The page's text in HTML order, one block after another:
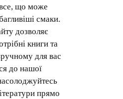
все, що може
смаки.
дозволяє
книги та
для вас
до нашої
прямо